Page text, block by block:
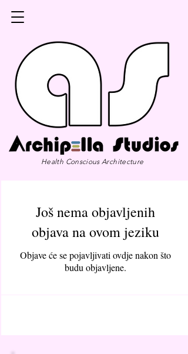
Health Conscious Architecture
Još nema objavljenih
objava na ovom jeziku
Objave će se pojavljivati ovdje nakon što
budu objavljene.